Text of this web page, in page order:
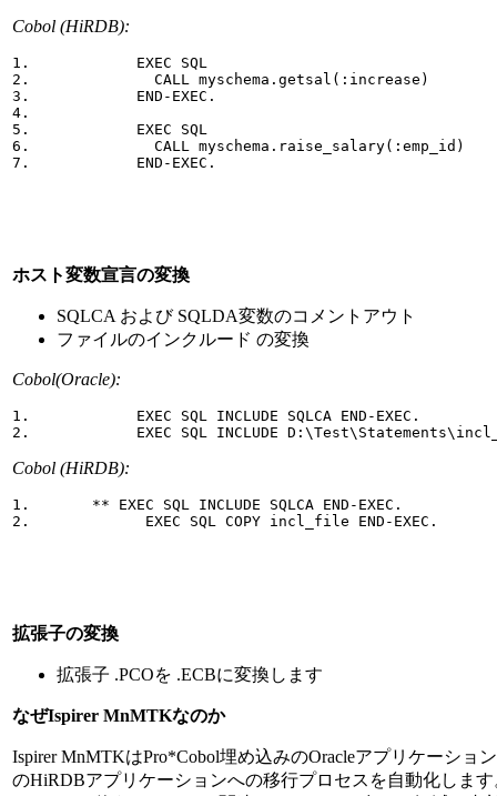
Cobol (HiRDB):
1.            EXEC SQL
2.              CALL myschema.getsal(:increase)
3.            END-EXEC.
4.
5.            EXEC SQL
6.              CALL myschema.raise_salary(:emp_id)
7.            END-EXEC.
ホスト変数宣言の変換
SQLCA および SQLDA変数のコメントアウト
ファイルのインクルード の変換
Cobol(Oracle):
1.            EXEC SQL INCLUDE SQLCA END-EXEC.
2.            EXEC SQL INCLUDE
Cobol (HiRDB):
1.       ** EXEC SQL INCLUDE SQLCA END-EXEC.
2.             EXEC SQL COPY incl_file END-EXEC.
拡張子の変換
拡張子 .PCOを .ECBに変換します
なぜIspirer MnMTKなのか
Ispirer MnMTKはPro*Cobol埋め込みのOracleアプリケーショ
のHiRDBアプリケーションへの移行プロセスを自動化します